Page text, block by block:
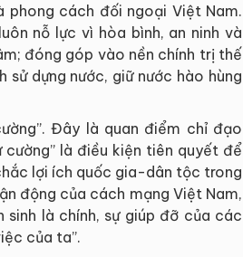
phong cách đối ngoại Việt Nam.
nỗ lực vì hòa bình, an ninh và
đóng góp vào nền chính trị thế
dựng nước, giữ nước hào hùng
Đây là quan điểm chỉ đạo
cường” là điều kiện tiên quyết để
lợi ích quốc gia-dân tộc trong
động của cách mạng Việt Nam,
sinh là chính, sự giúp đỡ của các
của ta”.